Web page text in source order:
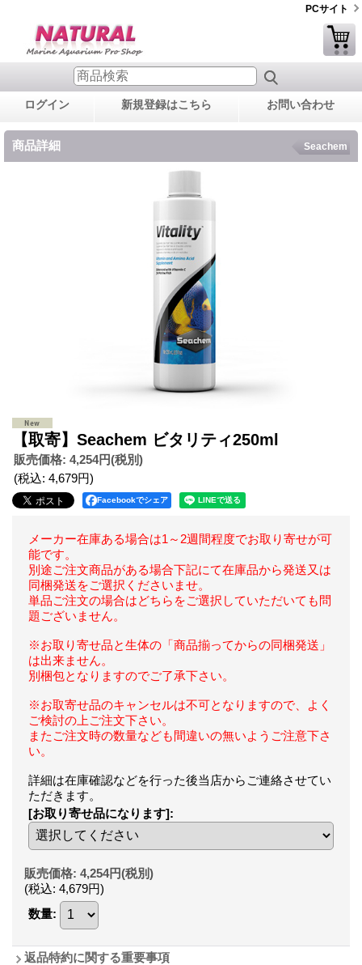
PCサイト
ログイン 新規登録はこちら お問い合わせ
商品詳細 Seachem
【取寄】Seachem ビタリティ250ml
販売価格: 4,254円(税別)
(税込: 4,679円)
Facebookでシェア
メーカー在庫ある場合は1～2週間程度でお取り寄せが可
能です。
別途ご注文商品がある場合下記にて在庫品から発送又は
同梱発送をご選択くださいませ。
単品ご注文の場合はどちらをご選択していただいても問
題ございません。
※お取り寄せ品と生体の「商品揃ってからの同梱発送」
は出来ません。
別梱包となりますのでご了承下さい。
※お取寄せ品のキャンセルは不可となりますので、よく
ご検討の上ご注文下さい。
またご注文時の数量なども間違いの無いようご注意下さ
い。
詳細は在庫確認などを行った後当店からご連絡させてい
ただきます。
[お取り寄せ品になります]:
販売価格: 4,254円(税別)
(税込: 4,679円)
数量:
返品特約に関する重要事項